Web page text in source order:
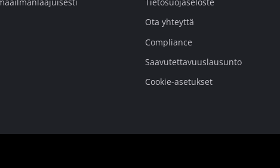
Tietosuojaseloste
Ota yhteyttä
Compliance
Saavutettavuuslausunto
Cookie-asetukset